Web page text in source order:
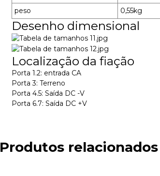
peso
0,55kg
Desenho dimensional
Localização da fiação
Porta 1.2: entrada CA
Porta 3: Terreno
Porta 4.5: Saída DC -V
Porta 6.7: Saída DC +V
Produtos relacionados